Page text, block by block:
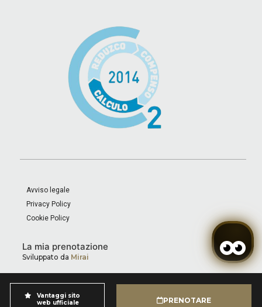
Vantaggi sito
web ufficiale
PRENOTARE
Avviso legale
Privacy Policy
Cookie Policy
La mia prenotazione
Sviluppato da Mirai